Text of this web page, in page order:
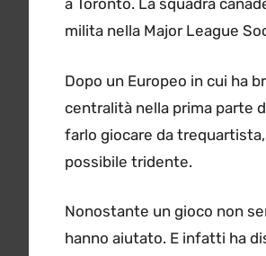
a Toronto. La squadra
milita nella Major League
Dopo un Europeo in cui ha
centralità nella prima parte
farlo giocare da
possibile tridente.
Nonostante un gioco non
hanno aiutato. E infatti ha